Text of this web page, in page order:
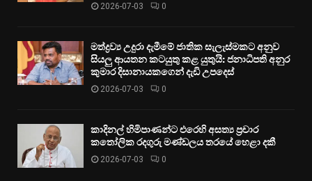
2026-07-03 0
මත්ද්‍රව්‍ය උදුරා දැමීමේ ජාතික සැලැස්මකට අනුව
සියලු ආයතන කටයුතු කළ යුතුයි: ජනාධිපති අනුර
කුමාර දිසානායකගෙන් දැඩි උපදෙස්
2026-07-03 0
කාදිනල් හිමිපාණන්ට එරෙහි අසත්‍ය ප්‍රචාර
කතෝලික රදගුරු මණ්ඩලය තරයේ හෙළා දකී
2026-07-03 0